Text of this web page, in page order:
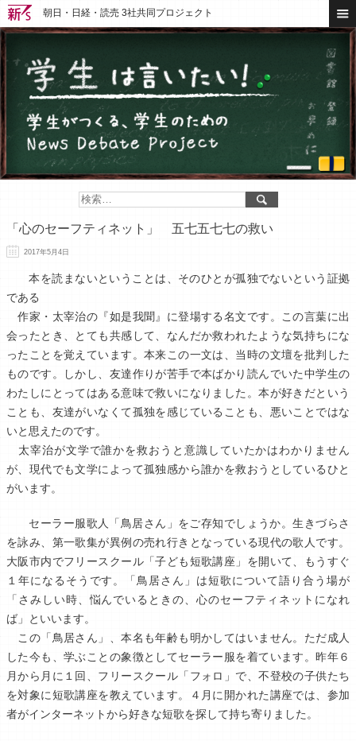
朝日・日経・読売 3社共同プロジェクト
「心のセーフティネット」 五七五七七の救い
2017年5月4日
本を読まないということは、そのひとが孤独でないという証拠
である
作家・太宰治の『如是我聞』に登場する名文です。この言葉に出
会ったとき、とても共感して、なんだか救われたような気持ちにな
ったことを覚えています。本来この一文は、当時の文壇を批判した
ものです。しかし、友達作りが苦手で本ばかり読んでいた中学生の
わたしにとってはある意味で救いになりました。本が好きだという
ことも、友達がいなくて孤独を感じていることも、悪いことではな
いと思えたのです。
太宰治が文学で誰かを救おうと意識していたかはわかりません
が、現代でも文学によって孤独感から誰かを救おうとしているひと
がいます。
セーラー服歌人「鳥居さん」をご存知でしょうか。生きづらさ
を詠み、第一歌集が異例の売れ行きとなっている現代の歌人です。
大阪市内でフリースクール「子ども短歌講座」を開いて、もうすぐ
１年になるそうです。「鳥居さん」は短歌について語り合う場が
「さみしい時、悩んでいるときの、心のセーフティネットになれ
ば」といいます。
この「鳥居さん」、本名も年齢も明かしてはいません。ただ成人
した今も、学ぶことの象徴としてセーラー服を着ています。昨年６
月から月に１回、フリースクール「フォロ」で、不登校の子供たち
を対象に短歌講座を教えています。４月に開かれた講座では、参加
者がインターネットから好きな短歌を探して持ち寄りました。